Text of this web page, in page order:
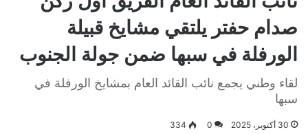
صدام حفتر يلتقي مشايخ قبيلة
الورفلة في سبها ضمن جولة الجنوب
لقاء وطني يجمع نائب القائد العام بمشايخ الورفلة في
سبها
30 أكتوبر، 2025 0
334